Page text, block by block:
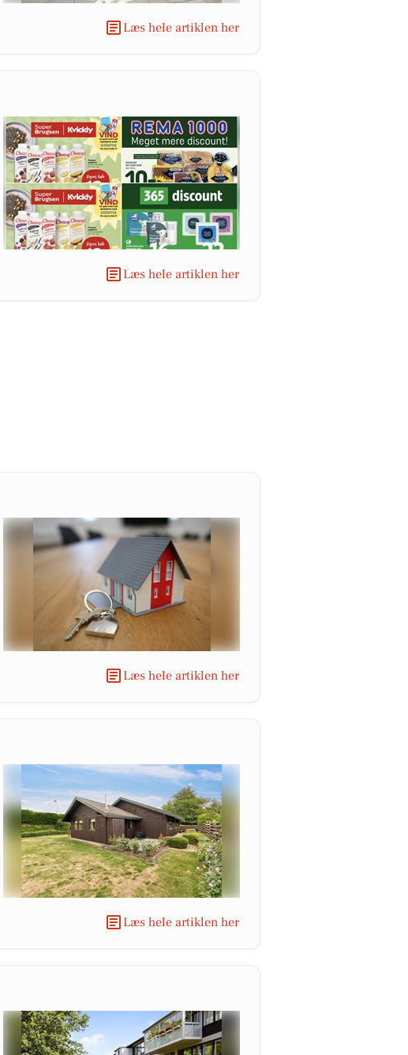
Læs hele artiklen her
Læs hele artiklen her
Læs hele artiklen her
Læs hele artiklen her